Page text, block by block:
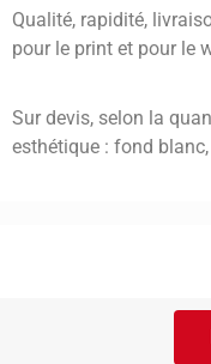
Qualité, rapidité,
pour le print et pour le
Sur devis, selon la
esthétique : fond